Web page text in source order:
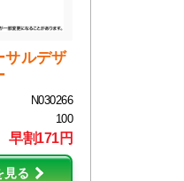
サルデザ
N030266
100
早割171円
見る